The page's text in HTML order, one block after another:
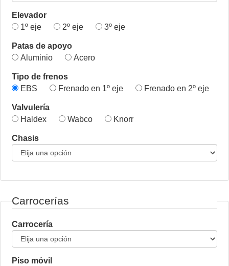
Elevador
1º eje
2º eje 3º eje
Patas de apoyo
Aluminio
Acero
Tipo de frenos
EBS
Frenado en 1º eje Frenado en 2º eje
Valvulería
Haldex
Wabco Knorr
Chasis
Carrocerías
Carrocería
Piso móvil